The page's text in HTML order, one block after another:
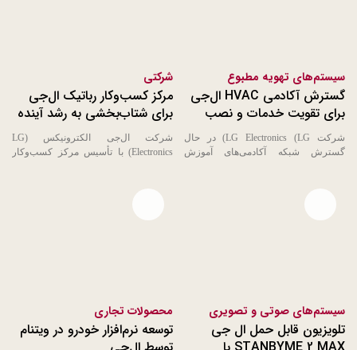
سیستم‌های تهویه مطبوع
گسترش آکادمی HVAC ال‌جی
برای تقویت خدمات و نصب
جهانی
شرکت LG Electronics (LG) در حال
گسترش شبکه آکادمی‌های آموزش
شرکتی
مرکز کسب‌وکار رباتیک ال‌جی
برای شتاب‌بخشی به رشد آینده
شرکت ال‌جی الکترونیکس (LG
Electronics) با تأسیس مرکز کسب‌وکار
سیستم‌های صوتی و تصویری
تلویزیون قابل حمل ال جی
Open file download list
محصولات تجاری
توسعه نرم‌افزار خودرو در ویتنام
Open file download list